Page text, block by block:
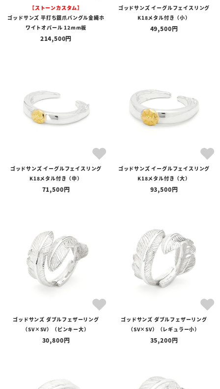
【ストーンカスタム】
ゴッドサンズ 平打ち銀爪バングル金縄ホ
ワイトオパール 12mm板
214,500
ゴッドサンズ イーグルフェイスリング
K18メタル付き（小）
49,500
ゴッドサンズ イーグルフェイスリング
K18メタル付き（中）
71,500
ゴッドサンズ イーグルフェイスリング
K18メタル付き（大）
93,500
ゴッドサンズ ダブルフェザーリング
（SV×SV）（ピンキー大）
30,800
ゴッドサンズ ダブルフェザーリング
（SV×SV）（レギュラー小）
35,200